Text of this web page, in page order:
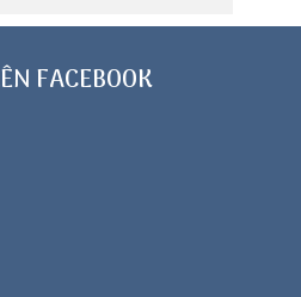
FACEBOOK